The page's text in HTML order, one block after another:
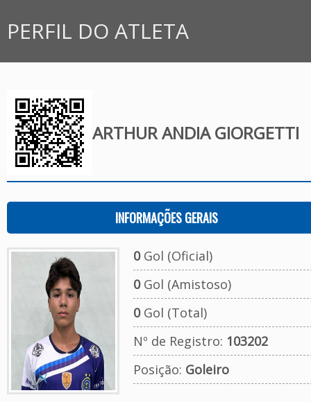
PERFIL DO ATLETA
ARTHUR ANDIA GIORGETTI
INFORMAÇÕES GERAIS
0Gol (Oficial)
0Gol (Amistoso)
0Gol (Total)
Nº de Registro: 103202
Posição: Goleiro